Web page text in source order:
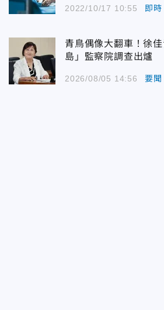
2022/10/17 10:55 即時
青鳥偶像大翻車！徐
島」監察院調查出爐
2026/08/05 14:56 要聞